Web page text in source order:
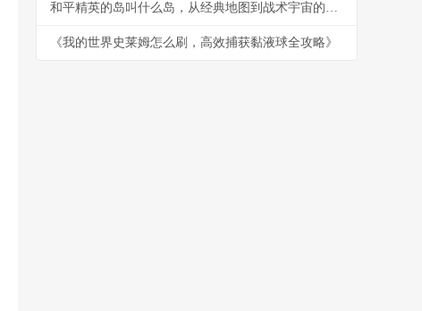
和平精英的岛叫什么岛，从经典地图到战术宇宙的副标题
《我的世界史莱姆怎么刷，高效捕获黏液球全攻略》